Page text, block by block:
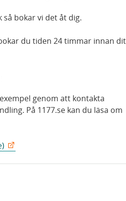
bokar vi det åt dig.
du tiden 24 timmar innan
genom att kontakta
På 1177.se kan du läsa om